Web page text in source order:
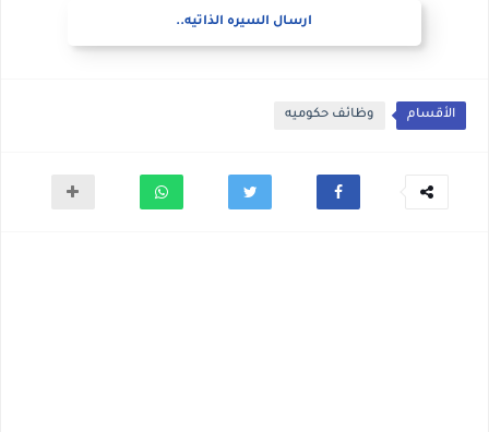
ارسال السيره الذاتيه..
الأقسام وظائف حكوميه